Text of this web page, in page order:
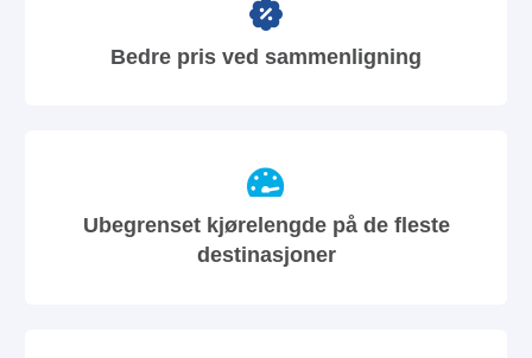
Bedre pris ved sammenligning
Ubegrenset kjørelengde på de fleste
destinasjoner